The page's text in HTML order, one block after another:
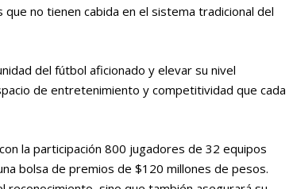
no tienen cabida en el sistema tradicional del
del fútbol aficionado y elevar su nivel
de entretenimiento y competitividad que cada
la participación 800 jugadores de 32 equipos
bolsa de premios de $120 millones de pesos.